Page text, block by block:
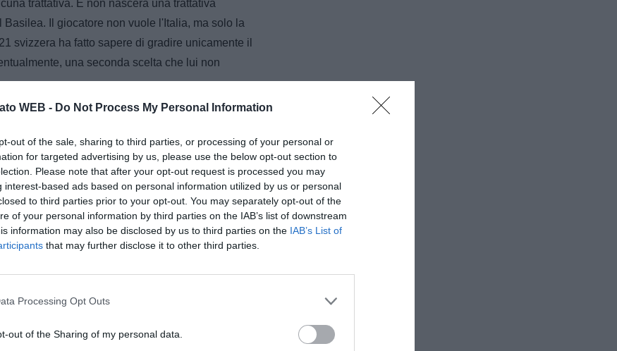
WEB - Do Not Process My Personal Information
out of the sale, sharing to third parties, or processing of your personal or
for targeted advertising by us, please use the below opt-out section to
Please note that after your opt-out request is processed you may
interest-based ads based on personal information utilized by us or personal
to third parties prior to your opt-out. You may separately opt-out of the
of your personal information by third parties on the IAB’s list of downstream
information may also be disclosed by us to third parties on the IAB’s List of
that may further disclose it to other third parties.
Processing Opt Outs
out of the Sharing of my personal data.
trattativa. E non nascerà una trattativa
Il giocatore non vuole l'Italia, ma solo la
svizzera ha fatto sapere di gradire unicamente il
una seconda scelta che lui non
Caira, agente Fifa e rappresentante di
del Rubin Kazan e la Roma. Non si è parlato